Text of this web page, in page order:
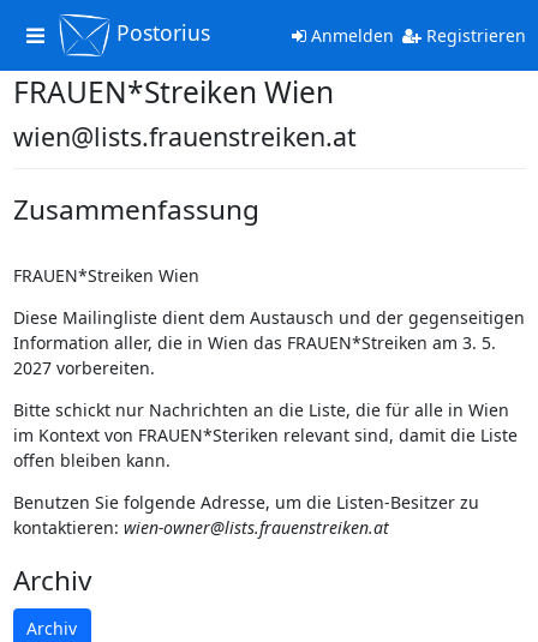
Toggle
navigation
Postorius Anmelden Registrieren
FRAUEN*Streiken Wien
wien@lists.frauenstreiken.at
Zusammenfassung
FRAUEN*Streiken Wien
Diese Mailingliste dient dem Austausch und der gegenseitigen
Information aller, die in Wien das FRAUEN*Streiken am 3. 5.
2027 vorbereiten.
Bitte schickt nur Nachrichten an die Liste, die für alle in Wien
im Kontext von FRAUEN*Steriken relevant sind, damit die Liste
offen bleiben kann.
Benutzen Sie folgende Adresse, um die Listen-Besitzer zu
kontaktieren: wien-owner@lists.frauenstreiken.at
Archiv
Archiv